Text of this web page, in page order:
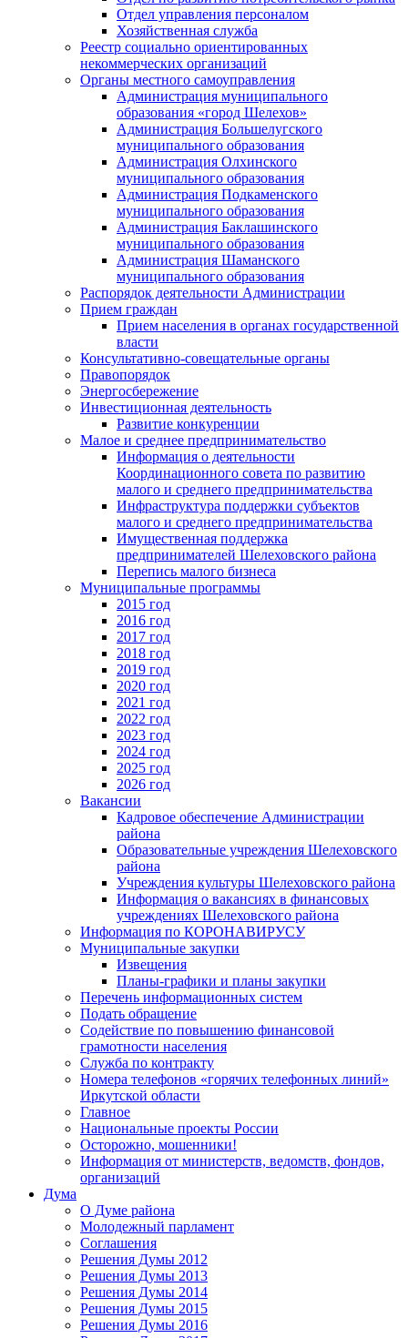
Отдел управления персоналом
Хозяйственная служба
Реестр социально ориентированных
некоммерческих организаций
Органы местного самоуправления
Администрация муниципального
образования «город Шелехов»
Администрация Большелугского
муниципального образования
Администрация Олхинского
муниципального образования
Администрация Подкаменского
муниципального образования
Администрация Баклашинского
муниципального образования
Администрация Шаманского
муниципального образования
Распорядок деятельности Администрации
Прием граждан
Прием населения в органах государственной
власти
Консультативно-совещательные органы
Правопорядок
Энергосбережение
Инвестиционная деятельность
Развитие конкуренции
Малое и среднее предпринимательство
Информация о деятельности
Координационного совета по развитию
малого и среднего предпринимательства
Инфраструктура поддержки субъектов
малого и среднего предпринимательства
Имущественная поддержка
предпринимателей Шелеховского района
Перепись малого бизнеса
Муниципальные программы
2015 год
2016 год
2017 год
2018 год
2019 год
2020 год
2021 год
2022 год
2023 год
2024 год
2025 год
2026 год
Вакансии
Кадровое обеспечение Администрации
района
Образовательные учреждения Шелеховского
района
Учреждения культуры Шелеховского района
Информация о вакансиях в финансовых
учреждениях Шелеховского района
Информация по КОРОНАВИРУСУ
Муниципальные закупки
Извещения
Планы-графики и планы закупки
Перечень информационных систем
Подать обращение
Содействие по повышению финансовой
грамотности населения
Служба по контракту
Номера телефонов «горячих телефонных линий»
Иркутской области
Главное
Национальные проекты России
Осторожно, мошенники!
Информация от министерств, ведомств, фондов,
организаций
Дума
О Думе района
Молодежный парламент
Соглашения
Решения Думы 2012
Решения Думы 2013
Решения Думы 2014
Решения Думы 2015
Решения Думы 2016